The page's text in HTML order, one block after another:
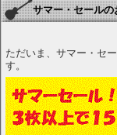
サマー・セールの
ただいま、サマー・セ
す。